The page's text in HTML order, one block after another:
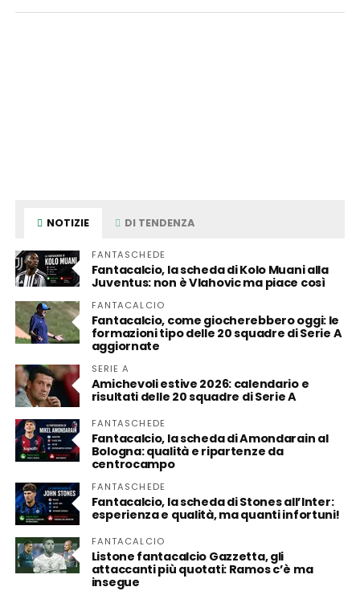
NOTIZIE DI TENDENZA
FANTASCHEDE
Fantacalcio, la scheda di Kolo Muani alla
Juventus: non è Vlahovic ma piace così
FANTACALCIO
Fantacalcio, come giocherebbero oggi: le
formazioni tipo delle 20 squadre di Serie A
aggiornate
SERIE A
Amichevoli estive 2026: calendario e
risultati delle 20 squadre di Serie A
FANTASCHEDE
Fantacalcio, la scheda di Amondarain al
Bologna: qualità e ripartenze da
centrocampo
FANTASCHEDE
Fantacalcio, la scheda di Stones all’Inter:
esperienza e qualità, ma quanti infortuni!
FANTACALCIO
Listone fantacalcio Gazzetta, gli
attaccanti più quotati: Ramos c’è ma
insegue